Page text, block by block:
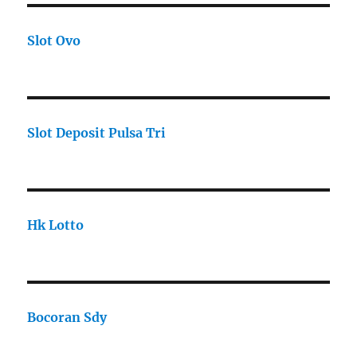
Slot Ovo
Slot Deposit Pulsa Tri
Hk Lotto
Bocoran Sdy